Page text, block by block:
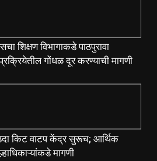
शिक्षण विभागाकडे पाठपुरावा
गोंधळ दूर करण्याची मागणी
किट वाटप केंद्र सुरूच; आर्थिक
मागणी